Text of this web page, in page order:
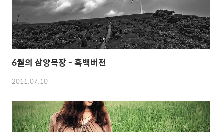
6월의 삼양목장 - 흑백버전
2011.07.10